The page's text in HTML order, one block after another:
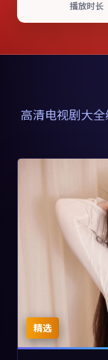
播放时长
高清电视剧大全
精选